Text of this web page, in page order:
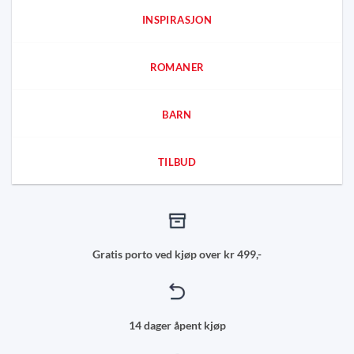
INSPIRASJON
ROMANER
BARN
TILBUD
Gratis porto ved kjøp over kr 499,-
14 dager åpent kjøp